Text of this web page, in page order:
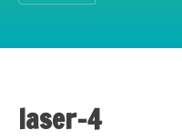
laser-4